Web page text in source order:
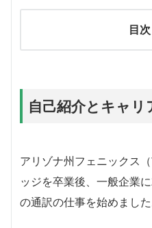
目次
自己紹介とキャリ
アリゾナ州フェニックス
ッジを卒業後、一般企業
の通訳の仕事を始めました